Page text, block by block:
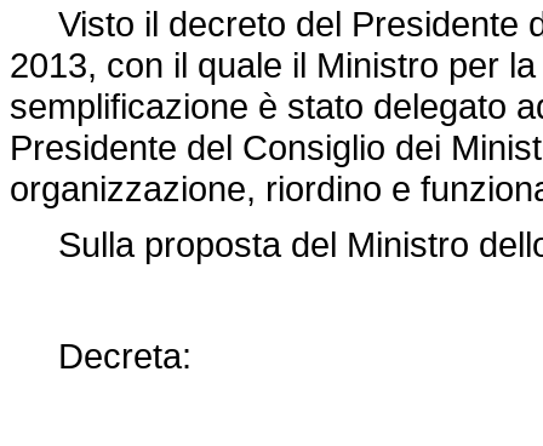
Visto il decreto del Presidente
2013, con il quale il Ministro per
semplificazione è stato delegato
Presidente del Consiglio dei
organizzazione, riordino e
Sulla proposta del Ministro
Decreta: